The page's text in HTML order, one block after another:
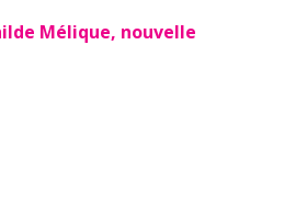
Mélique, nouvelle